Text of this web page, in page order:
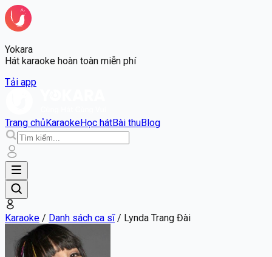
Yokara
Hát karaoke hoàn toàn miễn phí
Tải app
Trang chủKaraokeHọc hátBài thuBlog
Karaoke / Danh sách ca sĩ/ Lynda Trang Đài